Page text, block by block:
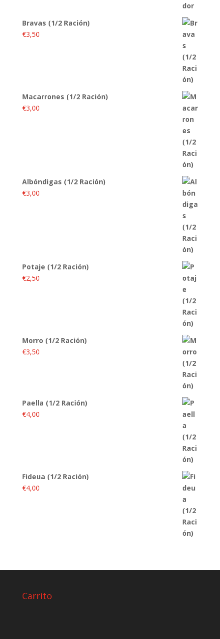
Bravas (1/2 Ración)
€3,50
Macarrones (1/2 Ración)
€3,00
Albóndigas (1/2 Ración)
€3,00
Potaje (1/2 Ración)
€2,50
Morro (1/2 Ración)
€3,50
Paella (1/2 Ración)
€4,00
Fideua (1/2 Ración)
€4,00
Carrito